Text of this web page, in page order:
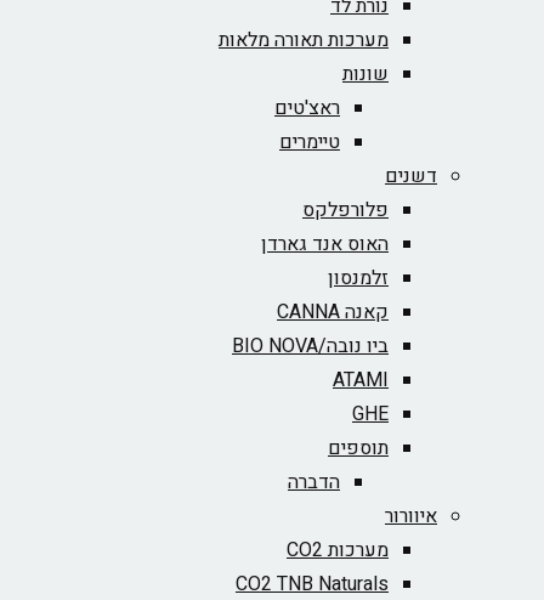
נורת לד
מערכות תאורה מלאות
שונות
ראצ'טים
טיימרים
דשנים
פלורפלקס
האוס אנד גארדן
זלמנסון
קאנה CANNA
ביו נובה/BIO NOVA‏
ATAMI
GHE
תוספים
הדברה
איוורור
מערכות CO2
CO2 TNB Naturals